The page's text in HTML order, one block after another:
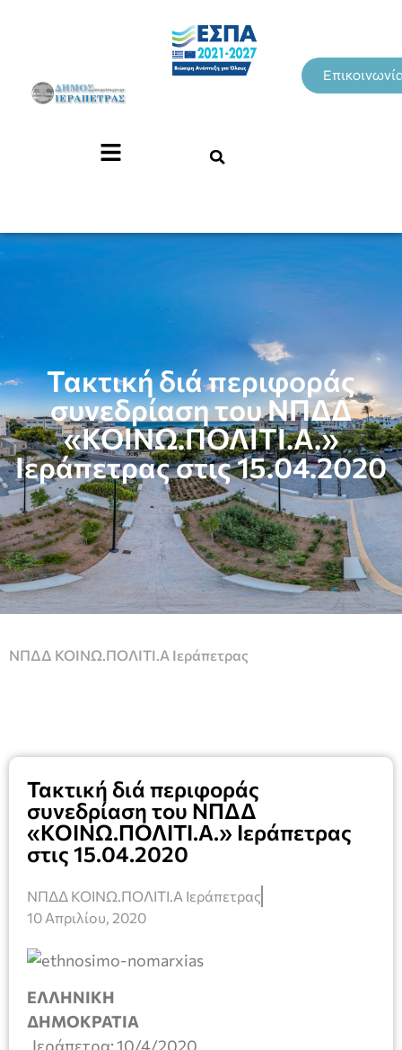
Τακτική διά περιφοράς
συνεδρίαση του ΝΠΔΔ
«ΚΟΙΝΩ.ΠΟΛΙΤΙ.Α.»
Ιεράπετρας στις 15.04.2020
ΝΠΔΔ ΚΟΙΝΩ.ΠΟΛΙΤΙ.Α Ιεράπετρας
Τακτική διά περιφοράς
συνεδρίαση του ΝΠΔΔ
«ΚΟΙΝΩ.ΠΟΛΙΤΙ.Α.» Ιεράπετρας
στις 15.04.2020
ΝΠΔΔ ΚΟΙΝΩ.ΠΟΛΙΤΙ.Α Ιεράπετρας
10 Απριλίου, 2020
ΕΛΛΗΝΙΚΗ
ΔΗΜΟΚΡΑΤΙΑ
Ιεράπετρα: 10/4/2020